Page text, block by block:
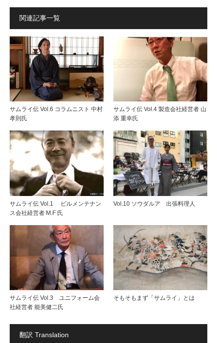
関連記事一覧
サムライ伝 Vol.6 コラムニスト 中村
孝則氏
サムライ伝 Vol.4 製造会社経営者 山
添 重幸氏
サムライ伝 Vol.1 ビルメンテナン
ス会社経営者 M.F 氏
Vol.10 ソウダルア 出張料理人
サムライ伝 Vol.3 ユニフォーム会
社経営者 能美健二氏
そもそもまず「サムライ」とは
翻訳 Translation